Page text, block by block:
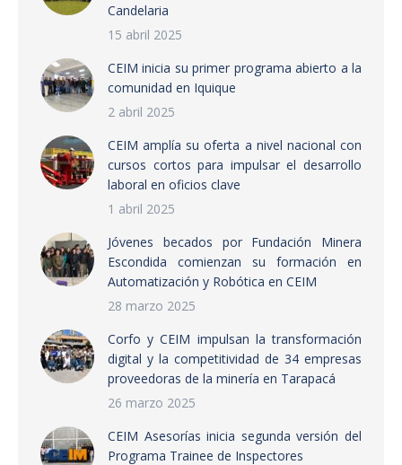
Candelaria
15 abril 2025
CEIM inicia su primer programa abierto a la
comunidad en Iquique
2 abril 2025
CEIM amplía su oferta a nivel nacional con
cursos cortos para impulsar el desarrollo
laboral en oficios clave
1 abril 2025
Jóvenes becados por Fundación Minera
Escondida comienzan su formación en
Automatización y Robótica en CEIM
28 marzo 2025
Corfo y CEIM impulsan la transformación
digital y la competitividad de 34 empresas
proveedoras de la minería en Tarapacá
26 marzo 2025
CEIM Asesorías inicia segunda versión del
Programa Trainee de Inspectores